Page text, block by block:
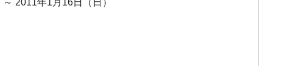
2011年1月16日（日）